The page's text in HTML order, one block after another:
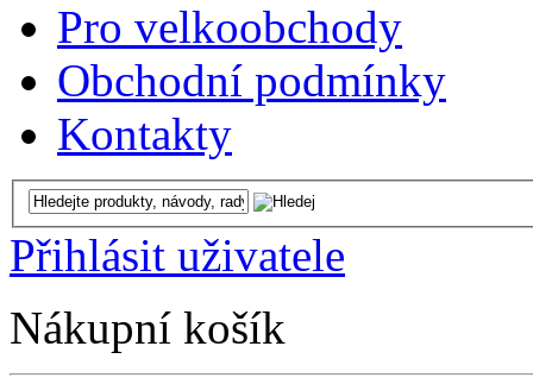
Pro velkoobchody
Obchodní podmínky
Kontakty
Přihlásit uživatele
Nákupní košík